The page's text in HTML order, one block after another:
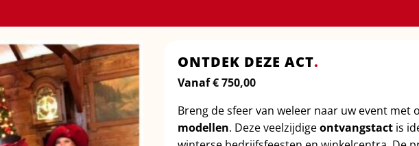
ONTDEK DEZE ACT.
Vanaf€750,00
Breng de sfeer van weleer naar uw event met
modellen. Deze veelzijdigeontvangstact is